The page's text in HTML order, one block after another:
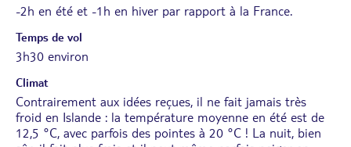
-2h en été et -1h en hiver par rapport à la France.
Temps de vol
3h30 environ
Climat
Contrairement aux idées reçues, il ne fait jamais très
froid en Islande : la température moyenne en été est de
12,5 °C, avec parfois des pointes à 20 °C ! La nuit, bien